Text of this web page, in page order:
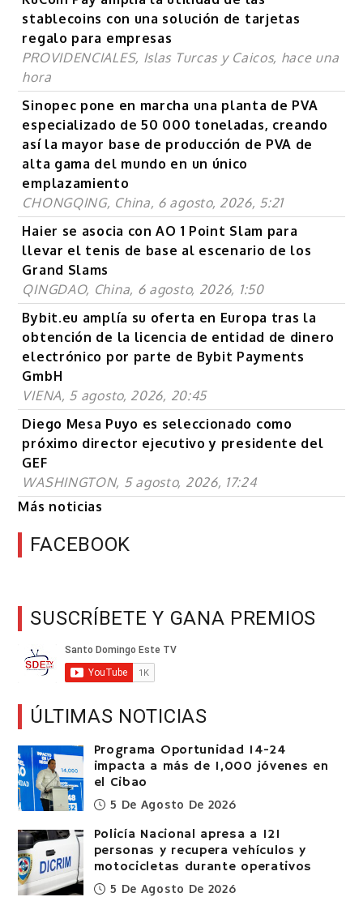
stablecoins con una solución de tarjetas
regalo para empresas
PROVIDENCIALES, Islas Turcas y Caicos, hace una
hora
Sinopec pone en marcha una planta de PVA
especializado de 50 000 toneladas, creando
así la mayor base de producción de PVA de
alta gama del mundo en un único
emplazamiento
CHONGQING, China, 6 agosto, 2026, 5:21
Haier se asocia con AO 1 Point Slam para
llevar el tenis de base al escenario de los
Grand Slams
QINGDAO, China, 6 agosto, 2026, 1:50
Bybit.eu amplía su oferta en Europa tras la
obtención de la licencia de entidad de dinero
electrónico por parte de Bybit Payments
GmbH
VIENA, 5 agosto, 2026, 20:45
Diego Mesa Puyo es seleccionado como
próximo director ejecutivo y presidente del
GEF
WASHINGTON, 5 agosto, 2026, 17:24
Más noticias
FACEBOOK
SUSCRÍBETE Y GANA PREMIOS
ÚLTIMAS NOTICIAS
Programa Oportunidad 14-24
impacta a más de 1,000 jóvenes en
el Cibao
5 De Agosto De 2026
Policía Nacional apresa a 121
personas y recupera vehículos y
motocicletas durante operativos
5 De Agosto De 2026